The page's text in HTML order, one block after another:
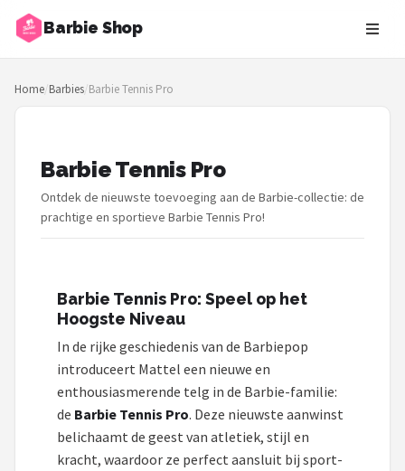
Barbie Shop
Zoeken
NAVIGATIE
Merken
Blog
Poppen
Meubeltjes
Shop
Barbie
Home/Barbies/Barbie Tennis Pro
Barbie Tennis Pro
Ontdek de nieuwste toevoeging aan de Barbie-collectie: de
prachtige en sportieve Barbie Tennis Pro!
Barbie Tennis Pro: Speel op het
Hoogste Niveau
In de rijke geschiedenis van de Barbiepop
introduceert Mattel een nieuwe en
enthousiasmerende telg in de Barbie-familie:
de Barbie Tennis Pro. Deze nieuwste aanwinst
belichaamt de geest van atletiek, stijl en
kracht, waardoor ze perfect aansluit bij sport-